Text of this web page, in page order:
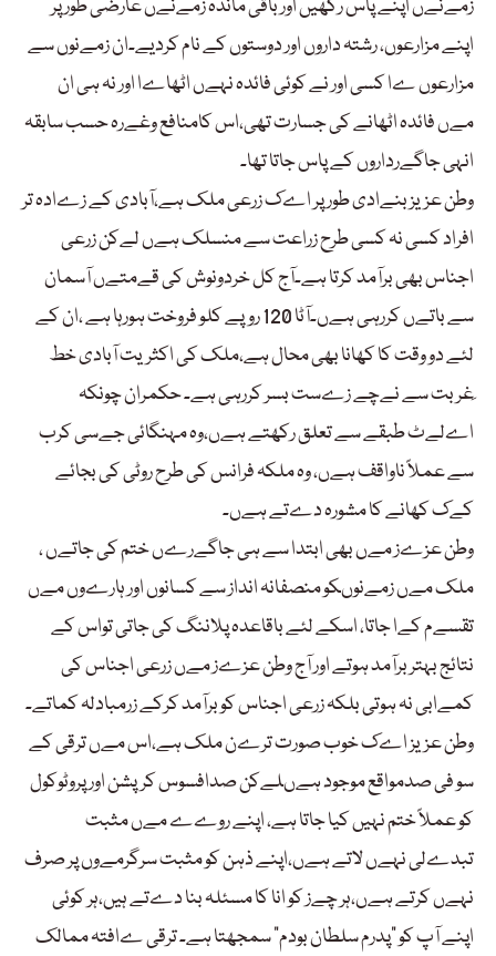
زمےنےں اپنے پاس رکھیں اور باقی ماندہ زمےنےں عارضی طور پر
اپنے مزارعوں، رشتہ داروں اور دوستوں کے نام کردیے۔ان زمےنوں سے
مزارعوں ےا کسی اور نے کوئی فائدہ نہےں اٹھاےا اور نہ ہی ان
مےں فائدہ اٹھانے کی جسارت تھی،اس کامنافع وغےرہ حسب سابقہ
انہی جاگےرداروں کے پاس جاتا تھا۔
وطن عزیز بنےادی طور پر اےک زرعی ملک ہے،آبادی کے زےادہ تر
افراد کسی نہ کسی طرح زراعت سے منسلک ہےں لےکن زرعی
اجناس بھی برآمد کرتا ہے۔آج کل خردونوش کی قےمتےں آسمان
سے باتےں کررہی ہےں۔آٹا 120 روپے کلو فروخت ہورہا ہے ،ان کے
لئے دو وقت کا کھانا بھی محال ہے،ملک کی اکثریت آبادی خط
ِغربت سے نےچے زےست بسر کررہی ہے۔ حکمران چونکہ
اےلےٹ طبقے سے تعلق رکھتے ہےں،وہ مہنگائی جےسی کرب
سے عملاً ناواقف ہےں، وہ ملکہ فرانس کی طرح روٹی کی بجائے
کےک کھانے کا مشورہ دےتے ہےں۔
وطن عزےز مےں بھی ابتدا سے ہی جاگےرےں ختم کی جاتےں ،
ملک مےں زمےنوںکو منصفانہ انداز سے کسانوں اور ہارےوں مےں
تقسےم کےا جاتا، اسکے لئے باقاعدہ پلاننگ کی جاتی تواس کے
نتائج بہتر برآمد ہوتے اور آج وطن عزےز مےں زرعی اجناس کی
کمےابی نہ ہوتی بلکہ زرعی اجناس کو برآمد کرکے زرمبادلہ کماتے۔
وطن عزیز اےک خوب صورت ترےن ملک ہے،اس مےں ترقی کے
سو فی صدمواقع موجود ہےںلےکن صدافسوس کرپشن اور پروٹوکول
کو عملاً ختم نہیں کیا جاتا ہے، اپنے روےے مےں مثبت
تبدےلی نہےں لاتے ہےں،اپنے ذہن کو مثبت سرگرمےوں پر صرف
نہےں کرتے ہےں،ہر چےز کو انا کا مسئلہ بنا دےتے ہیں،ہر کوئی
اپنے آپ کو “پدرم سلطان بودم” سمجھتا ہے۔ ترقی ےافتہ ممالک